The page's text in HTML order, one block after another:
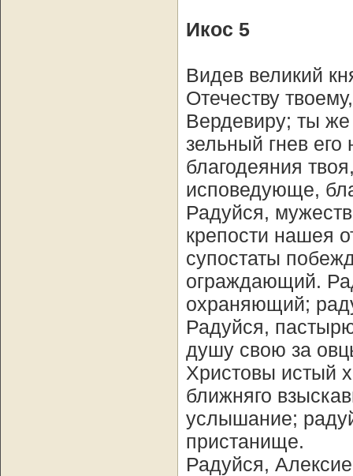
Икос 5
Видев великий
Отечеству
Вердевиру; ты
зельный гнев
благодеяния
исповедующе,
Радуйся,
крепости нашея
супостаты
ограждающий.
охраняющий;
Радуйся,
душу свою за
Христовы истый
ближняго
услышание;
пристанище.
Радуйся,